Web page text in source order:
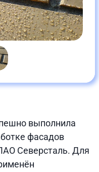
выполнила
фасадов
Северсталь. Для